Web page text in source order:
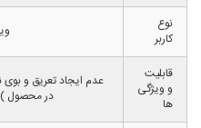
نوع
کاربر
قابلیت
و ویژگی
ها
عدم ایجاد تعریق و بوی
در محصول